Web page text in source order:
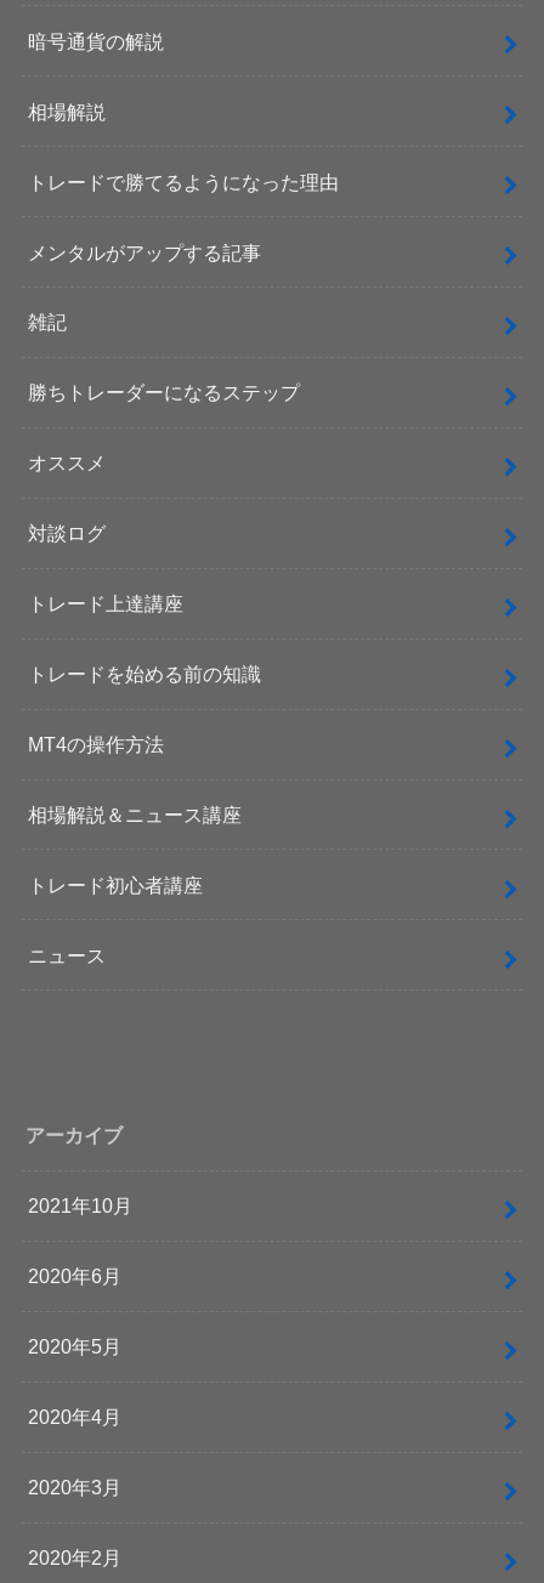
暗号通貨の解説
相場解説
トレードで勝てるようになった理由
メンタルがアップする記事
雑記
勝ちトレーダーになるステップ
オススメ
対談ログ
トレード上達講座
トレードを始める前の知識
MT4の操作方法
相場解説＆ニュース講座
トレード初心者講座
ニュース
アーカイブ
2021年10月
2020年6月
2020年5月
2020年4月
2020年3月
2020年2月